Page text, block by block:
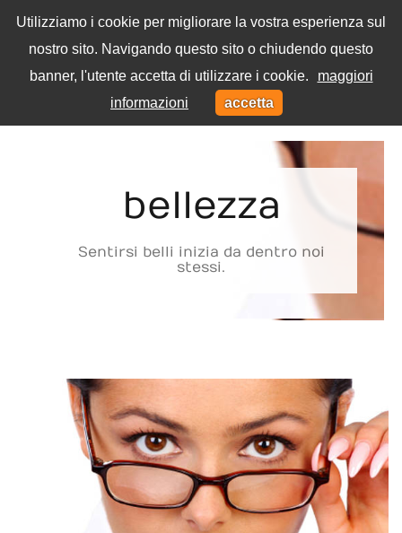
Utilizziamo i cookie per migliorare la vostra esperienza sul
nostro sito. Navigando questo sito o chiudendo questo
banner, l'utente accetta di utilizzare i cookie.
maggiori
informazioni
accetta
Menu
bellezza
Sentirsi belli inizia da dentro noi
stessi.